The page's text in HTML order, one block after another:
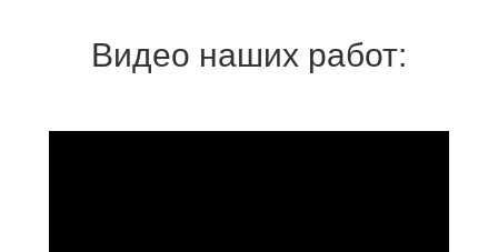
Видео наших работ: